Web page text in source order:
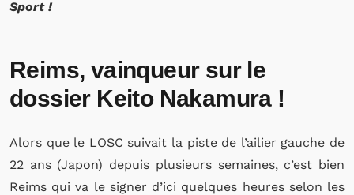
Sport !
Reims, vainqueur sur le
dossier Keito Nakamura !
Alors que le LOSC suivait la piste de l’ailier gauche de
22 ans (Japon) depuis plusieurs semaines, c’est bien
Reims qui va le signer d’ici quelques heures selon les